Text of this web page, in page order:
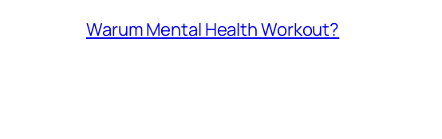
Warum Mental Health Workout?